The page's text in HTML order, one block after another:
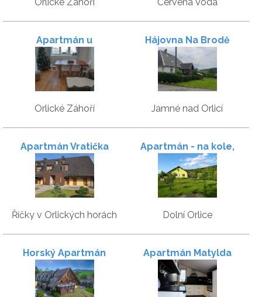
Apartmán u
Kunštátského mlýna
Orlické Záhoří
Hájovna Na Brodě
Jamné nad Orlicí
Apartmán Vratička
Říčky v Orlických horách
Apartmán - na kole,
pěšky, na lyžích
Dolní Orlice
Horský Apartmán
Wellness Hotel Říčky
Apartmán Matylda